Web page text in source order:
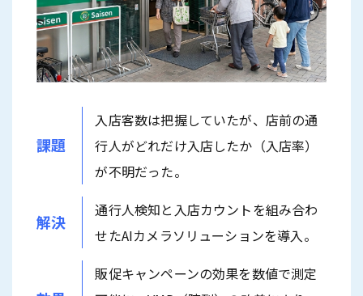
課題
入店客数は把握していたが、店前の通
行人がどれだけ入店したか（入店率）
が不明だった。
解決
通行人検知と入店カウントを組み合わ
せたAIカメラソリューションを導入。
販促キャンペーンの効果を数値で測定